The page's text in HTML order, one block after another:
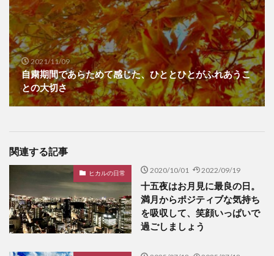
2021/11/09
自粛期間であらためて感じた、ひととひとがふれあうこ
との大切さ
関連する記事
ヒカルの日常 2020/10/01 2022/09/19
十五夜はお月見に最良の日。
満月からポジティブな気持ち
を吸収して、笑顔いっぱいで
過ごしましょう